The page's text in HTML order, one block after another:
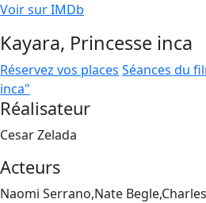
Voir sur IMDb
Kayara, Princesse inca
Réservez vos places Séances du
inca"
Réalisateur
Cesar Zelada
Acteurs
Naomi Serrano,Nate